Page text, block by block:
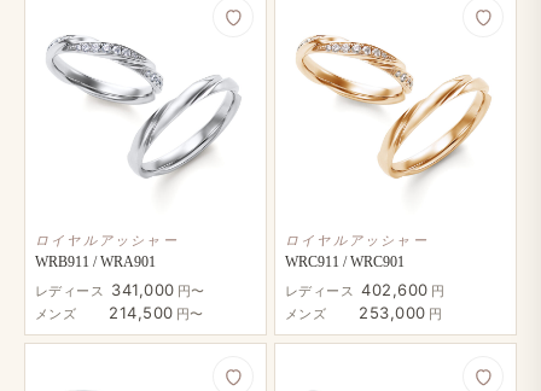
ロイヤルアッシャー
WRB911 / WRA901
レディース 341,000 円〜
メンズ
214,500 円〜
ロイヤルアッシャー
WRC911 / WRC901
レディース 402,600 円
メンズ
253,000 円